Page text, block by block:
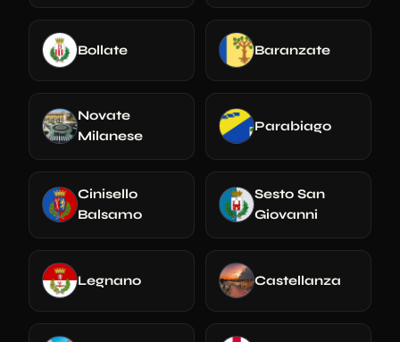
Bollate Baranzate
Novate
Milanese
Parabiago
Cinisello
Balsamo
Sesto San
Giovanni
Legnano Castellanza